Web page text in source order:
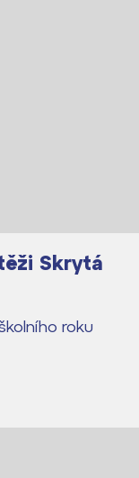
Skrytá
roku